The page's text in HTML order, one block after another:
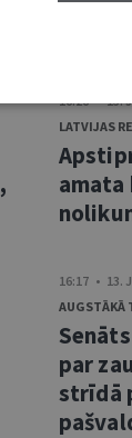
16:26 • 13.
LATVIJAS
amata
16:17 • 13.
AUGSTĀKĀ
par
strīdā